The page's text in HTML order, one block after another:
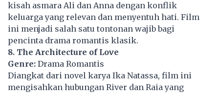
kisah asmara Ali dan Anna dengan konflik
keluarga yang relevan dan menyentuh hati. Film
ini menjadi salah satu tontonan wajib bagi
pencinta drama romantis klasik.
8. The Architecture of Love
Genre: Drama Romantis
Diangkat dari novel karya Ika Natassa, film ini
mengisahkan hubungan River dan Raia yang